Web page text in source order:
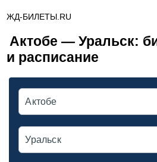
ЖД-БИЛЕТЫ.RU
Актобе — Уральск:
и расписание